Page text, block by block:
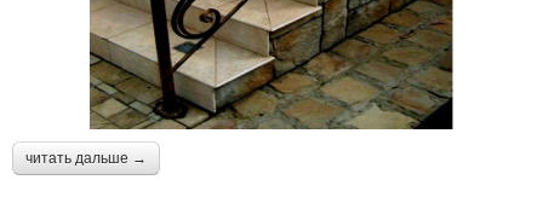
читать дальше →